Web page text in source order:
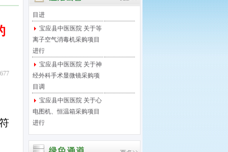
目进
宝应县中医医院 关于等
离子空气消毒机采购项目
进行
宝应县中医医院 关于神
经外科手术显微镜采购项
目调
宝应县中医医院 关于心
电图机、恒温箱采购项目
进行
保移动支付微信接口项目